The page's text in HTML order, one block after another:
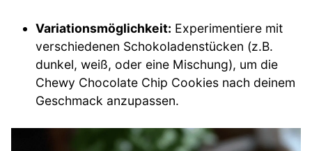
Variationsmöglichkeit: Experimentiere mit
verschiedenen Schokoladenstücken (z.B.
dunkel, weiß, oder eine Mischung), um die
Chewy Chocolate Chip Cookies nach deinem
Geschmack anzupassen.